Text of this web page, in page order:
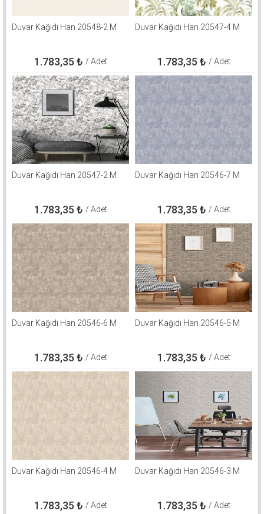
Duvar Kağıdı Han 20548-2 M
1.783,35 ₺ / Adet
Duvar Kağıdı Han 20547-4 M
1.783,35 ₺ / Adet
Duvar Kağıdı Han 20547-2 M
1.783,35 ₺ / Adet
Duvar Kağıdı Han 20546-7 M
1.783,35 ₺ / Adet
Duvar Kağıdı Han 20546-6 M
1.783,35 ₺ / Adet
Duvar Kağıdı Han 20546-5 M
1.783,35 ₺ / Adet
Duvar Kağıdı Han 20546-4 M
1.783,35 ₺ / Adet
Duvar Kağıdı Han 20546-3 M
1.783,35 ₺ / Adet